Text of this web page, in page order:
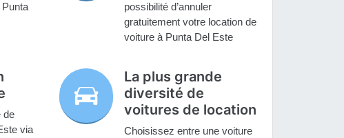
possibilité d’annuler
gratuitement votre location de
voiture à Punta Del Este
de
via
La plus grande
diversité de
voitures de location
Choisissez entre une voiture